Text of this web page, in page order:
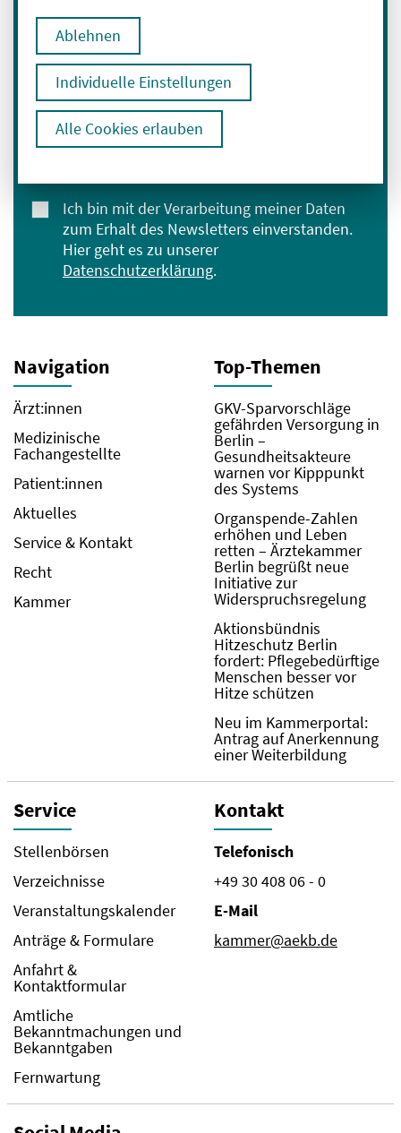
Ablehnen
Individuelle Einstellungen
Alle Cookies erlauben
Immer informiert bleiben
Melden Sie sich für unseren Newsletter an:
E-Mail-Adresse eingeben
Ich bin mit der Verarbeitung meiner Daten
zum Erhalt des Newsletters einverstanden.
Hier geht es zu unserer
Datenschutzerklärung.
Navigation
Ärzt:innen
Medizinische
Fachangestellte
Patient:innen
Aktuelles
Service & Kontakt
Recht
Kammer
Top-Themen
GKV-Sparvorschläge
gefährden Versorgung in
Berlin –
Gesundheitsakteure
warnen vor Kipppunkt
des Systems
Organspende-Zahlen
erhöhen und Leben
retten – Ärztekammer
Berlin begrüßt neue
Initiative zur
Widerspruchsregelung
Aktionsbündnis
Hitzeschutz Berlin
fordert: Pflegebedürftige
Menschen besser vor
Hitze schützen
Neu im Kammerportal:
Antrag auf Anerkennung
einer Weiterbildung
Service
Stellenbörsen
Verzeichnisse
Veranstaltungskalender
Anträge & Formulare
Anfahrt &
Kontaktformular
Amtliche
Bekanntmachungen und
Bekanntgaben
Fernwartung
Kontakt
Telefonisch
+49 30 408 06 - 0
E-Mail
kammer@aekb.de